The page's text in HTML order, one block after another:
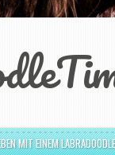
MIT EINEM